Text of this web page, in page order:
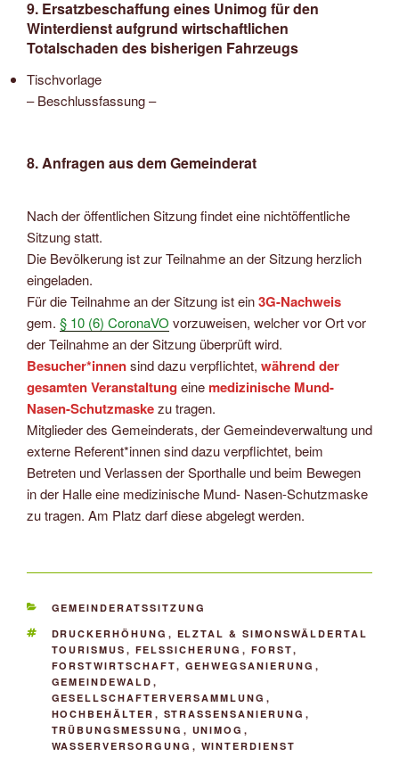
9. Ersatzbeschaffung eines Unimog für den
Winterdienst aufgrund wirtschaftlichen
Totalschaden des bisherigen Fahrzeugs
Tischvorlage
– Beschlussfassung –
8. Anfragen aus dem Gemeinderat
Nach der öffentlichen Sitzung findet eine nichtöffentliche
Sitzung statt.
Die Bevölkerung ist zur Teilnahme an der Sitzung herzlich
eingeladen.
Für die Teilnahme an der Sitzung ist ein3G-Nachweis
gem. § 10 (6) CoronaVO vorzuweisen, welcher vor Ort vor
der Teilnahme an der Sitzung überprüft wird.
Besucher*innensind dazu verpflichtet, während der
gesamten Veranstaltung eine medizinische Mund-
Nasen-Schutzmaskezu tragen.
Mitglieder des Gemeinderats, der Gemeindeverwaltung und
externe Referent*innen sind dazu verpflichtet, beim
Betreten und Verlassen der Sporthalle und beim Bewegen
in der Halle eine medizinische Mund- Nasen-Schutzmaske
zu tragen. Am Platz darf diese abgelegt werden.
KATEGORIEN
GEMEINDERATSSITZUNG
SCHLAGWÖRTER
DRUCKERHÖHUNG , ELZTAL & SIMONSWÄLDERTAL
TOURISMUS , FELSSICHERUNG , FORST,
FORSTWIRTSCHAFT, GEHWEGSANIERUNG ,
GEMEINDEWALD ,
GESELLSCHAFTERVERSAMMLUNG ,
HOCHBEHÄLTER , STRASSENSANIERUNG
,
TRÜBUNGSMESSUNG , UNIMOG ,
WASSERVERSORGUNG , WINTERDIENST